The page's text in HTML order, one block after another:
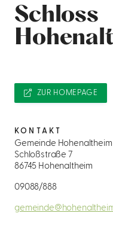
Schloss
ZUR HOMEPAGE
KONTAKT
Gemeinde Hohenaltheim
Schloßstraße 7
86745 Hohenaltheim
09088/888